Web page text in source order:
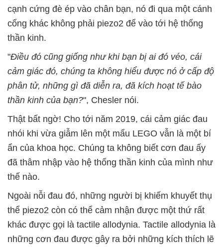
cạnh cứng đè ép vào chân bạn, nó đi qua một cánh
cổng khác không phải piezo2 để vào tới hệ thống
thần kinh.
"Điều đó cũng giống như khi bạn bị ai đó véo, cái
cảm giác đó, chúng ta không hiểu được nó ở cấp độ
phân tử, những gì đã diễn ra, đã kích hoạt tế bào
thần kinh của bạn?", Chesler nói.
Thật bất ngờ! Cho tới năm 2019, cái cảm giác đau
nhói khi vừa giẫm lên một mẩu LEGO vẫn là một bí
ẩn của khoa học. Chúng ta không biết cơn đau ấy
đã thâm nhập vào hệ thống thần kinh của mình như
thế nào.
Ngoài nỗi đau đó, những người bị khiếm khuyết thụ
thể piezo2 còn có thể cảm nhận được một thứ rất
khác được gọi là tactile allodynia. Tactile allodynia là
những cơn đau được gây ra bởi những kích thích lẽ